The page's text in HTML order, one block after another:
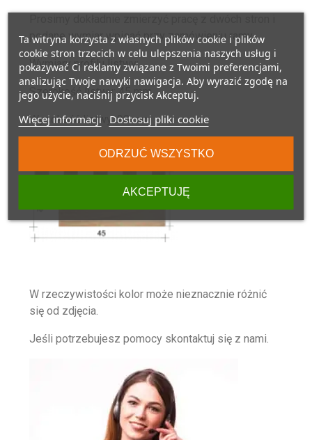
podane wymiar wpisać przy zamówieniu ramy.
Wymiary profilu listwy:
Szerokość listwy: 45 mm
Wysokość listwy: 20 mm
Głębokość w felcu: 12 mm
W rzeczywistości kolor może nieznacznie różnić
się od zdjęcia.
Jeśli potrzebujesz pomocy skontaktuj się z nami.
Ta witryna korzysta z własnych plików cookie i plików
cookie stron trzecich w celu ulepszenia naszych usług i
pokazywać Ci reklamy związane z Twoimi preferencjami,
analizując Twoje nawyki nawigacja. Aby wyrazić zgodę na
jego użycie, naciśnij przycisk Akceptuj.
Więcej informacji Dostosuj pliki cookie
ODRZUĆ WSZYSTKO
AKCEPTUJĘ